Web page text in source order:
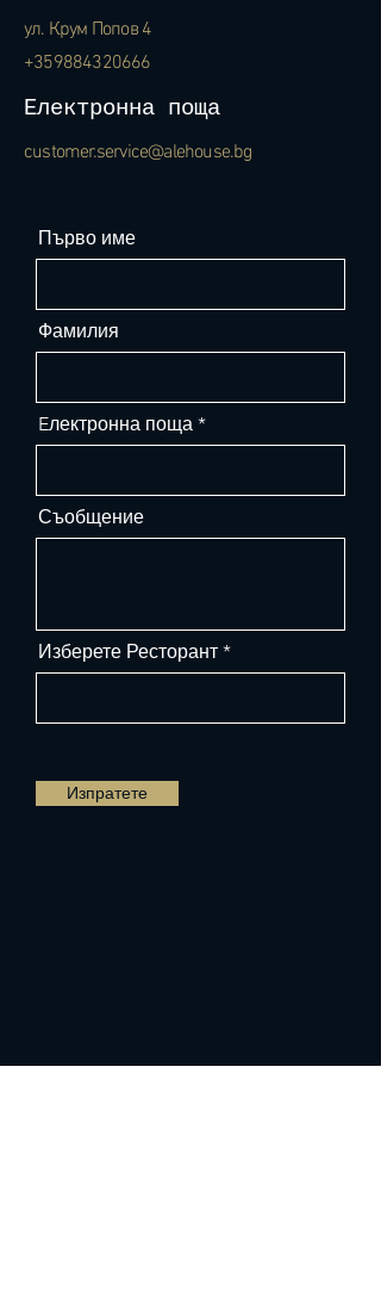
ул. Крум Попов 4
+359884320666
Eлектронна поща
customer.service@alehouse.bg
Първо име
Фамилия
Eлектронна поща
Съобщение
Изберете Ресторант
Изпратете